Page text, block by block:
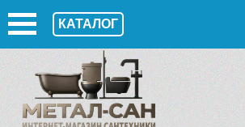
КАТАЛОГ